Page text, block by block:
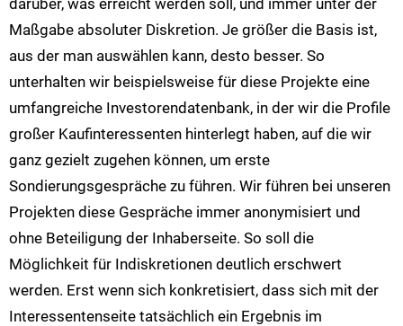
Maßgabe absoluter Diskretion. Je größer die Basis ist,
aus der man auswählen kann, desto besser. So
unterhalten wir beispielsweise für diese Projekte eine
umfangreiche Investorendatenbank, in der wir die Profile
großer Kaufinteressenten hinterlegt haben, auf die wir
ganz gezielt zugehen können, um erste
Sondierungsgespräche zu führen. Wir führen bei unseren
Projekten diese Gespräche immer anonymisiert und
ohne Beteiligung der Inhaberseite. So soll die
Möglichkeit für Indiskretionen deutlich erschwert
werden. Erst wenn sich konkretisiert, dass sich mit der
Interessentenseite tatsächlich ein Ergebnis im